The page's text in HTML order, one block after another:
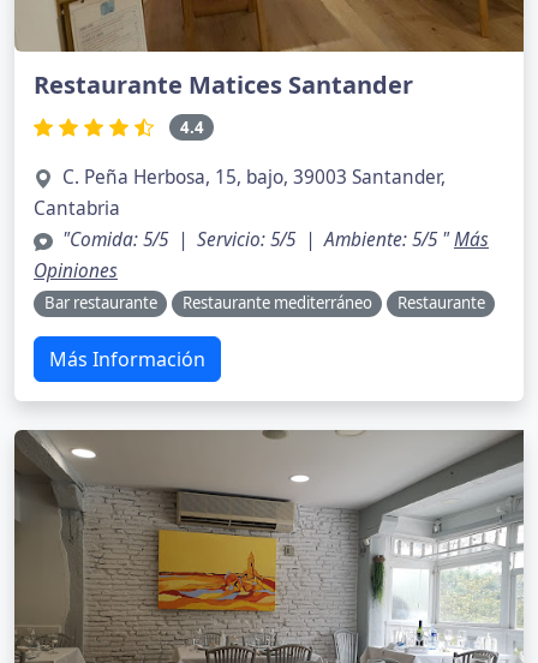
Restaurante Matices Santander
4.4
C. Peña Herbosa, 15, bajo, 39003 Santander,
Cantabria
"Comida: 5/5 | Servicio: 5/5 | Ambiente: 5/5 "Más
Opiniones
Bar restaurante Restaurante mediterráneo Restaurante
Más Información